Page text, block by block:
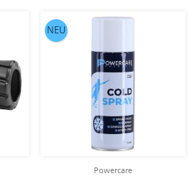
Powercare
NEU